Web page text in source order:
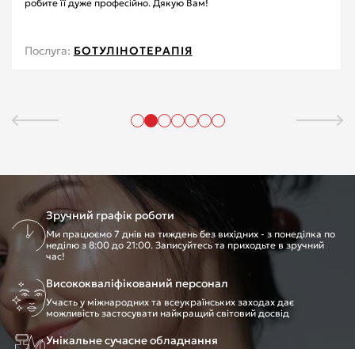
робите її дуже професійно. Дякую Вам!
Послуга: БОТУЛІНОТЕРАПІЯ
Зручний графік роботи
Ми працюємо 7 днів на тиждень без вихідних - з понеділка по
неділю з 8:00 до 21:00. Записуйтесь та приходьте в зручний
час!
Висококваліфікований персонал
Участь у міжнародних та всеукраїнських заходах дає
можливість застосувати найкращий світовий досвід
Унікальне сучасне обладнання